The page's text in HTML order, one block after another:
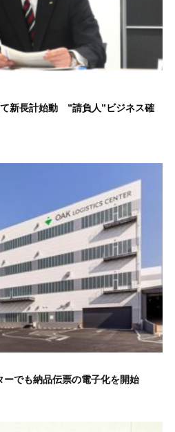
新長計始動 ”請負人”ビジネス確
でも納品伝票の電子化を開始